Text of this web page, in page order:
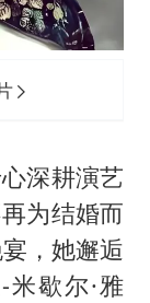
深耕演艺
为结婚而
，她邂逅
歇尔·雅